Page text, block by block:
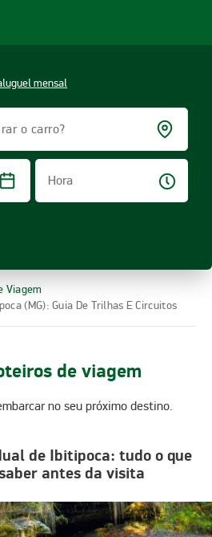
| LOCALIZA
o carro?
Hora
mensal
Viagem
(MG): Guia De Trilhas E Circuitos
de viagem
no seu próximo destino.
de Ibitipoca: tudo o que
antes da visita